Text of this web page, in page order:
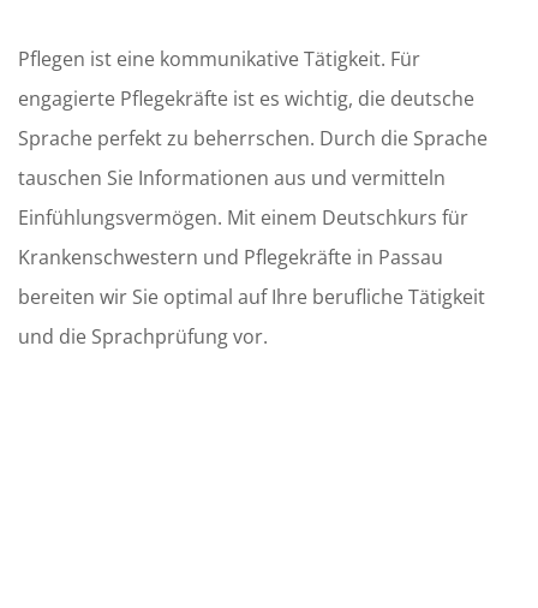
Pflegen ist eine kommunikative Tätigkeit. Für
engagierte Pflegekräfte ist es wichtig, die deutsche
Sprache perfekt zu beherrschen. Durch die Sprache
tauschen Sie Informationen aus und vermitteln
Einfühlungsvermögen. Mit einem Deutschkurs für
Krankenschwestern und Pflegekräfte in Passau
bereiten wir Sie optimal auf Ihre berufliche Tätigkeit
und die Sprachprüfung vor.